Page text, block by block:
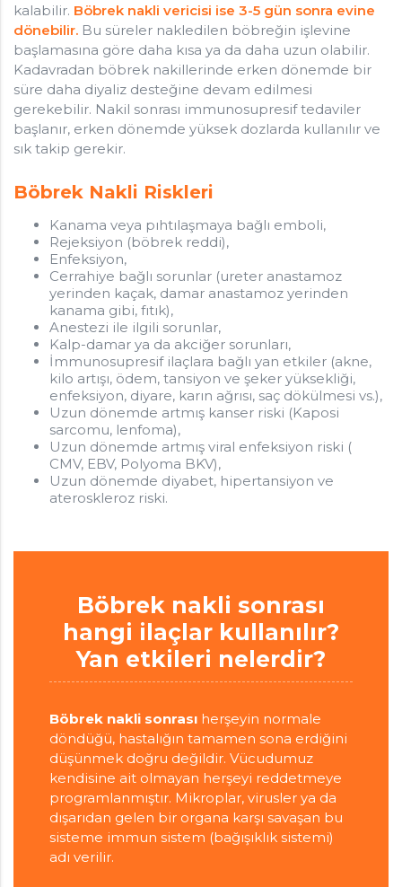
kalabilir. Böbrek nakli vericisi ise 3-5 gün sonra evine
dönebilir. Bu süreler nakledilen böbreğin işlevine
başlamasına göre daha kısa ya da daha uzun olabilir.
Kadavradan böbrek nakillerinde erken dönemde bir
süre daha diyaliz desteğine devam edilmesi
gerekebilir. Nakil sonrası immunosupresif tedaviler
başlanır, erken dönemde yüksek dozlarda kullanılır ve
sık takip gerekir.
Böbrek Nakli Riskleri
Kanama veya pıhtılaşmaya bağlı emboli,
Rejeksiyon (böbrek reddi),
Enfeksiyon,
Cerrahiye bağlı sorunlar (ureter anastamoz
yerinden kaçak, damar anastamoz yerinden
kanama gibi, fıtık),
Anestezi ile ilgili sorunlar,
Kalp-damar ya da akciğer sorunları,
İmmunosupresif ilaçlara bağlı yan etkiler (akne,
kilo artışı, ödem, tansiyon ve şeker yüksekliği,
enfeksiyon, diyare, karın ağrısı, saç dökülmesi vs.),
Uzun dönemde artmış kanser riski (Kaposi
sarcomu, lenfoma),
Uzun dönemde artmış viral enfeksiyon riski (
CMV, EBV, Polyoma BKV),
Uzun dönemde diyabet, hipertansiyon ve
ateroskleroz riski.
Böbrek nakli sonrası
hangi ilaçlar kullanılır?
Yan etkileri nelerdir?
Böbrek nakli sonrası herşeyin normale
döndüğü, hastalığın tamamen sona erdiğini
düşünmek doğru değildir. Vücudumuz
kendisine ait olmayan herşeyi reddetmeye
programlanmıştır. Mikroplar, virusler ya da
dışarıdan gelen bir organa karşı savaşan bu
sisteme immun sistem (bağışıklık sistemi)
adı verilir.